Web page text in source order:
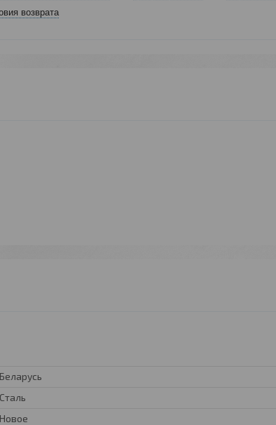
возврата
Беларусь
Сталь
Новое